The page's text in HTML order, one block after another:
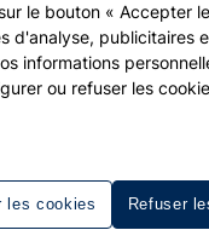
le bouton « Accepter
d'analyse, publicitaires
informations
ou refuser les
les cookies Refuser